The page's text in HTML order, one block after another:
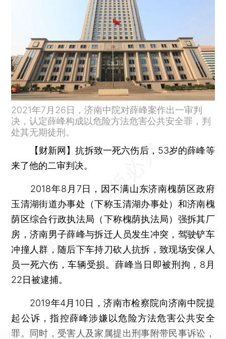
2021年7月26日，济南中院对薛峰案作出一审判
决，认定薛峰构成以危险方法危害公共安全罪，判
处其无期徒刑。
【财新网】抗拆致一死六伤后，53岁的薛峰等
来了他的二审判决。
2018年8月7日，因不满山东济南槐荫区政府
玉清湖街道办事处（下称玉清湖办事处）和济南槐
荫区综合行政执法局（下称槐荫执法局）强拆其厂
房，济南男子薛峰与拆迁人员发生冲突，驾驶铲车
冲撞人群，随后下车持刀砍人抗拆，致现场安保人
员一死六伤，车辆受损。薛峰当日即被刑拘，8月
22日被逮捕。
2019年4月10日，济南市检察院向济南中院提
起公诉，指控薛峰涉嫌以危险方法危害公共安全
罪。同时，受害人及家属提出刑事附带民事诉讼，